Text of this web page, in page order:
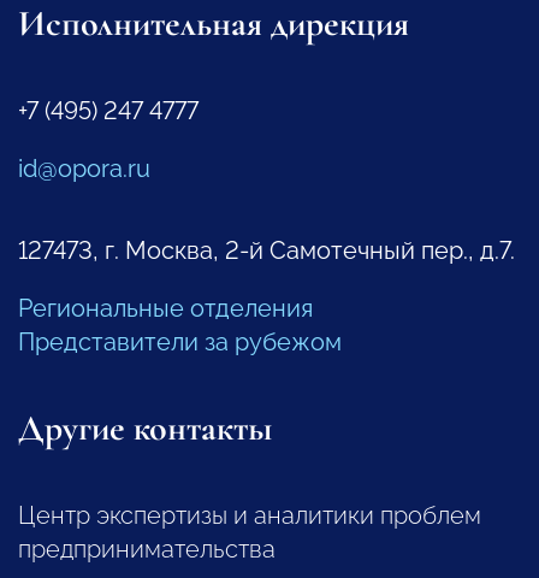
Исполнительная дирекция
+7 (495) 247 4777
id@opora.ru
127473, г. Москва, 2-й Самотечный пер., д.7.
Региональные отделения
Представители за рубежом
Другие контакты
Центр экспертизы и аналитики проблем
предпринимательства